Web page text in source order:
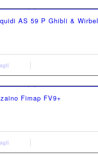
AS 59 P Ghibli & Wirbel
Fimap FV9+